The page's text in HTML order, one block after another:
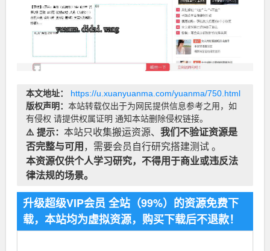
本文地址：
https://u.xuanyuanma.com/yuanma/750.html
版权声明： 本站转载仅出于为网民提供信息参考之用，如
有侵权 请提供权属证明 通知本站删除侵权链接。
⚠️ 提示： 本站只收集搬运资源、 我们不验证资源是
否完整与可用 ，需要会员自行研究搭建测试 。
本资源仅供个人学习研究，不得用于商业或违反法
律法规的场景。
升级超级VIP会员 全站（99%）的资源免费下
载，本站均为虚拟资源，购买下载后不退款！